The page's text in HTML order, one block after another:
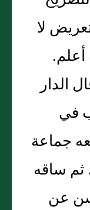
لا
أعلم.
الدار
في
جماعة
ثم ساقه
عن